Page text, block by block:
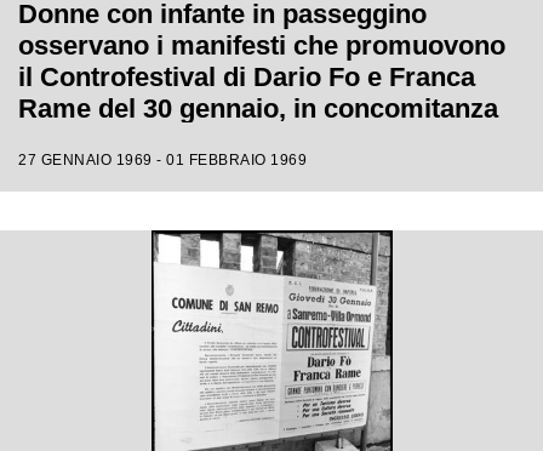
Donne con infante in passeggino
osservano i manifesti che promuovono
il Controfestival di Dario Fo e Franca
Rame del 30 gennaio, in concomitanza
27 GENNAIO 1969 - 01 FEBBRAIO 1969